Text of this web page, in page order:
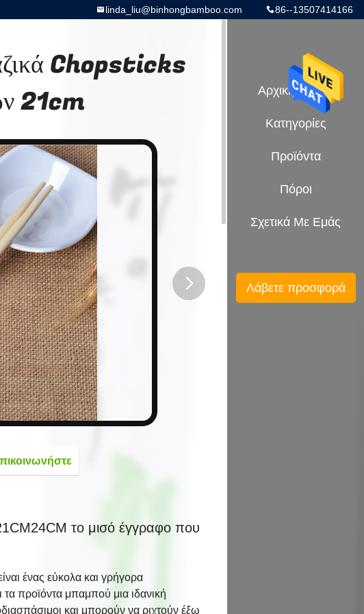
86--13507414166
linda_liu@binhongbamboo.com
Chopsticks
21cm
το μισό έγγραφο που
ένας εύκολα και γρήγορα
προϊόντα μπαμπού μια ιδανική
και μπορούν να ριχτούν έξω
Αρχική Σελίδα
Κατηγορίες
Προϊόντα
Πόροι
Σχετικά Με Εμάς
Λάβετε προσφορά